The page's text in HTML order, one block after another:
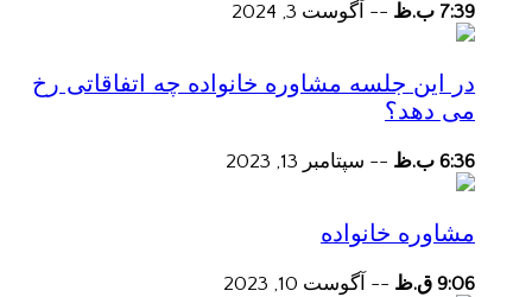
7:39 ب.ظ -- آگوست 3, 2024
در این جلسه مشاوره خانواده چه اتفاقاتی رخ
می دهد؟
6:36 ب.ظ -- سپتامبر 13, 2023
مشاوره خانواده
9:06 ق.ظ -- آگوست 10, 2023